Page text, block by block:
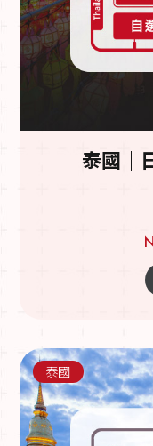
泰國｜
泰國